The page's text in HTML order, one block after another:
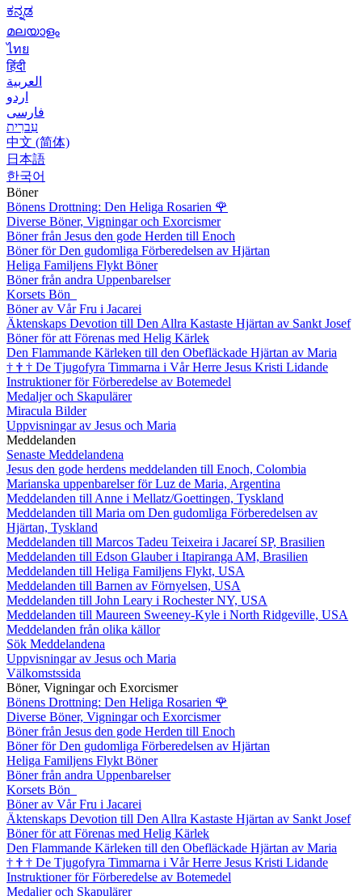
ಕನ್ನಡ
മലയാളം
ไทย
हिंदी
العربية
اردو
فارسی
עִברִית
中文 (简体)
日本語
한국어
Böner
Bönens Drottning: Den Heliga Rosarien 🌹
Diverse Böner, Vigningar och Exorcismer
Böner från Jesus den gode Herden till Enoch
Böner för Den gudomliga Förberedelsen av Hjärtan
Heliga Familjens Flykt Böner
Böner från andra Uppenbarelser
Korsets Bön
Böner av Vår Fru i Jacarei
Äktenskaps Devotion till Den Allra Kastaste Hjärtan av Sankt Josef
Böner för att Förenas med Helig Kärlek
Den Flammande Kärleken till den Obefläckade Hjärtan av Maria
† † † De Tjugofyra Timmarna i Vår Herre Jesus Kristi Lidande
Instruktioner för Förberedelse av Botemedel
Medaljer och Skapulärer
Miracula Bilder
Uppvisningar av Jesus och Maria
Meddelanden
Senaste Meddelandena
Jesus den gode herdens meddelanden till Enoch, Colombia
Marianska uppenbarelser för Luz de Maria, Argentina
Meddelanden till Anne i Mellatz/Goettingen, Tyskland
Meddelanden till Maria om Den gudomliga Förberedelsen av
Hjärtan, Tyskland
Meddelanden till Marcos Tadeu Teixeira i Jacareí SP, Brasilien
Meddelanden till Edson Glauber i Itapiranga AM, Brasilien
Meddelanden till Heliga Familjens Flykt, USA
Meddelanden till Barnen av Förnyelsen, USA
Meddelanden till John Leary i Rochester NY, USA
Meddelanden till Maureen Sweeney-Kyle i North Ridgeville, USA
Meddelanden från olika källor
Sök Meddelandena
Uppvisningar av Jesus och Maria
Välkomstssida
Böner, Vigningar och Exorcismer
Bönens Drottning: Den Heliga Rosarien 🌹
Diverse Böner, Vigningar och Exorcismer
Böner från Jesus den gode Herden till Enoch
Böner för Den gudomliga Förberedelsen av Hjärtan
Heliga Familjens Flykt Böner
Böner från andra Uppenbarelser
Korsets Bön
Böner av Vår Fru i Jacarei
Äktenskaps Devotion till Den Allra Kastaste Hjärtan av Sankt Josef
Böner för att Förenas med Helig Kärlek
Den Flammande Kärleken till den Obefläckade Hjärtan av Maria
† † † De Tjugofyra Timmarna i Vår Herre Jesus Kristi Lidande
Instruktioner för Förberedelse av Botemedel
Medaljer och Skapulärer